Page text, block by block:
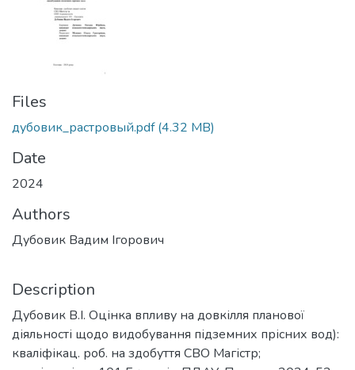
Files
дубовик_растровый.pdf(4.32 MB)
Date
2024
Authors
Дубовик Вадим Ігорович
Description
Дубовик В.І. Оцінка впливу на довкілля планової
діяльності щодо видобування підземних прісних вод):
кваліфікац. роб. на здобуття СВО Магістр;